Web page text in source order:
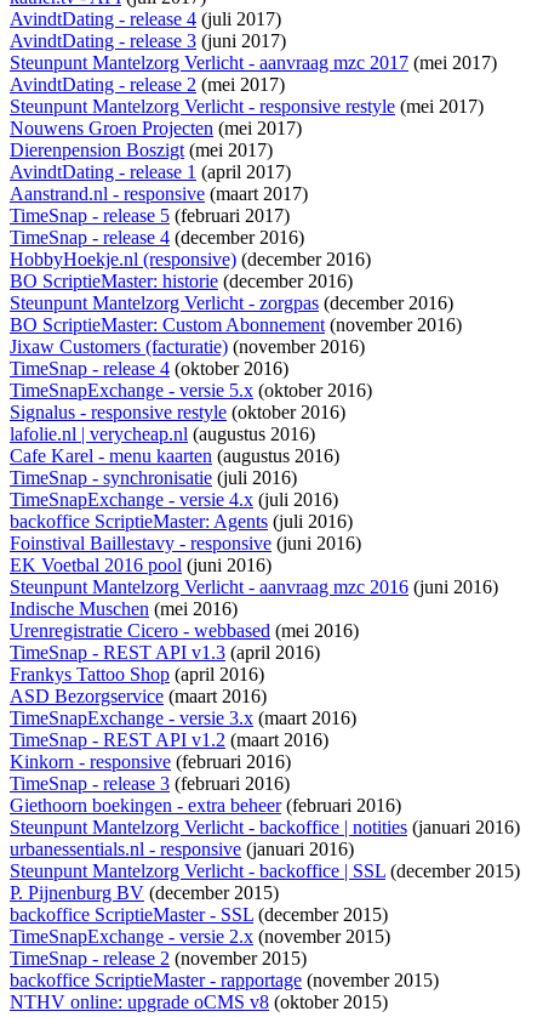
AvindtDating - release 4 (juli 2017)
AvindtDating - release 3 (juni 2017)
Steunpunt Mantelzorg Verlicht - aanvraag mzc 2017 (mei 2017)
AvindtDating - release 2 (mei 2017)
Steunpunt Mantelzorg Verlicht - responsive restyle (mei 2017)
Nouwens Groen Projecten (mei 2017)
Dierenpension Boszigt(mei 2017)
AvindtDating - release 1 (april 2017)
Aanstrand.nl - responsive (maart 2017)
TimeSnap - release 5 (februari 2017)
TimeSnap - release 4 (december 2016)
HobbyHoekje.nl (responsive) (december 2016)
BO ScriptieMaster: historie (december 2016)
Steunpunt Mantelzorg Verlicht - zorgpas (december 2016)
BO ScriptieMaster: Custom Abonnement(november 2016)
Jixaw Customers (facturatie) (november 2016)
TimeSnap - release 4 (oktober 2016)
TimeSnapExchange - versie 5.x (oktober 2016)
Signalus - responsive restyle (oktober 2016)
lafolie.nl | verycheap.nl (augustus 2016)
Cafe Karel - menu kaarten (augustus 2016)
TimeSnap - synchronisatie (juli 2016)
TimeSnapExchange - versie 4.x (juli 2016)
backoffice ScriptieMaster: Agents (juli 2016)
Foinstival Baillestavy - responsive (juni 2016)
EK Voetbal 2016 pool (juni 2016)
Steunpunt Mantelzorg Verlicht - aanvraag mzc 2016 (juni 2016)
Indische Muschen (mei 2016)
Urenregistratie Cicero - webbased (mei 2016)
TimeSnap - REST API v1.3 (april 2016)
Frankys Tattoo Shop (april 2016)
ASD Bezorgservice (maart 2016)
TimeSnapExchange - versie 3.x (maart 2016)
TimeSnap - REST API v1.2 (maart 2016)
Kinkorn - responsive (februari 2016)
TimeSnap - release 3 (februari 2016)
Giethoorn boekingen - extra beheer(februari 2016)
Steunpunt Mantelzorg Verlicht - backoffice | notities (januari 2016)
urbanessentials.nl - responsive (januari 2016)
Steunpunt Mantelzorg Verlicht - backoffice | SSL (december 2015)
P. Pijnenburg BV (december 2015)
backoffice ScriptieMaster - SSL (december 2015)
TimeSnapExchange - versie 2.x (november 2015)
TimeSnap - release 2 (november 2015)
backoffice ScriptieMaster - rapportage (november 2015)
NTHV online: upgrade oCMS v8 (oktober 2015)